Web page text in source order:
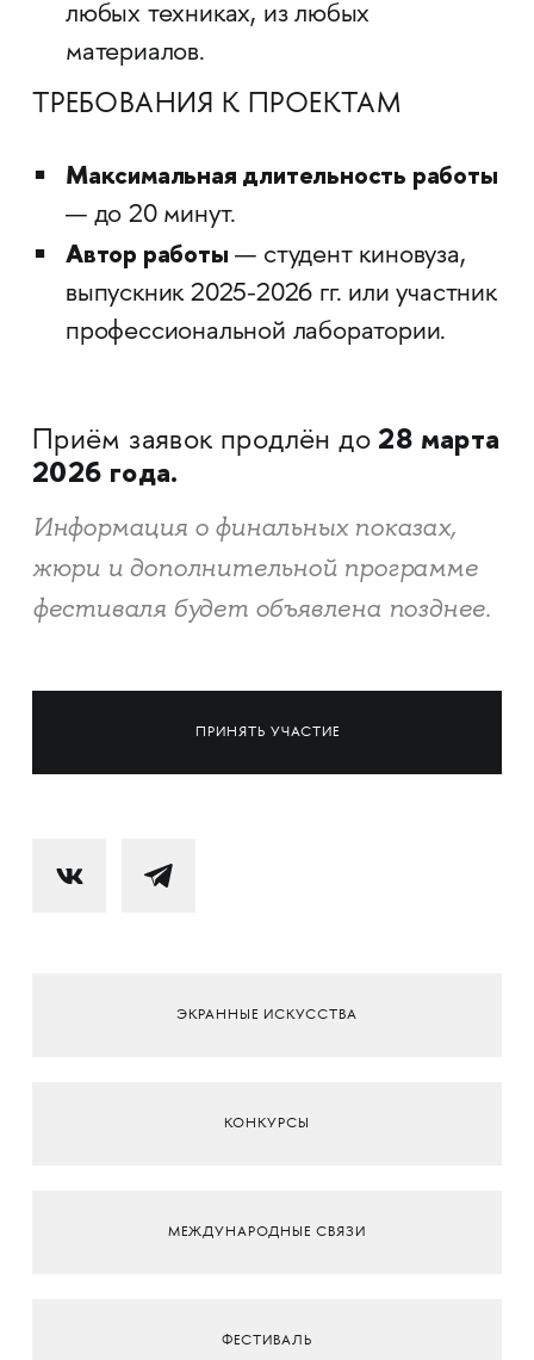
любых техниках, из любых
материалов.
ТРЕБОВАНИЯ К ПРОЕКТАМ
Максимальная длительность работы
— до 20 минут.
Автор работы — студент киновуза,
выпускник 2025-2026 гг. или участник
профессиональной лаборатории.​​​​​​​
Приём заявок продлён до 28 марта
2026 года.
Информация о финальных показах,
жюри и дополнительной программе
фестиваля будет объявлена позднее.
ПРИНЯТЬ УЧАСТИЕ
ЭКРАННЫЕ ИСКУССТВА
КОНКУРСЫ
МЕЖДУНАРОДНЫЕ СВЯЗИ
ФЕСТИВАЛЬ